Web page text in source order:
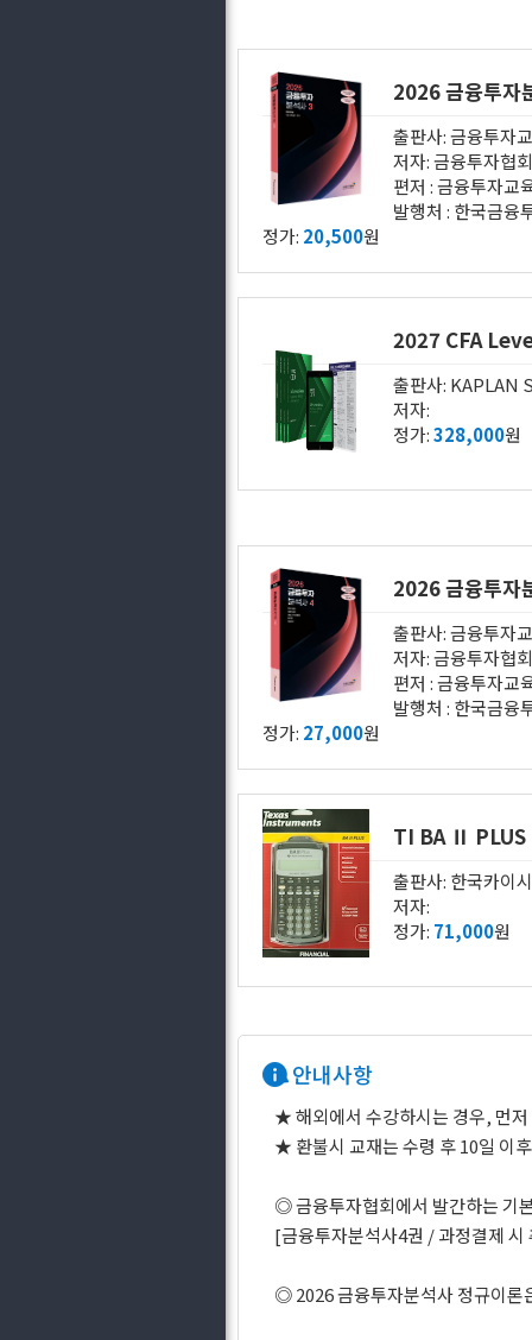
2026 금융투자
출판사: 금융투자
저자: 금융투자협회
편저 : 금융투자
발행처 : 한국금
정가: 20,500원
출판사: KAPLAN
저자:
정가:328,000원
2026 금융투자
출판사: 금융투자
저자: 금융투자협회
편저 : 금융투자
발행처 : 한국금
정가: 27,000원
TI BA Ⅱ PLUS
출판사: 한국카이
저자:
정가: 71,000원
안내사항
★ 해외에서 수강하시는 경우, 먼
★ 환불시 교재는 수령 후 10일 이
◎ 금융투자협회에서 발간하는 기
[금융투자분석사4권 / 과정결제
◎ 2026 금융투자분석사 정규이론